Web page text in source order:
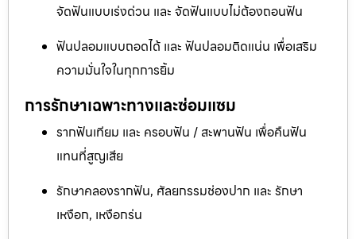
จัดฟันแบบเร่งด่วน และ จัดฟันแบบไม่ต้องถอนฟัน
ฟันปลอมแบบถอดได้ และ ฟันปลอมติดแน่น เพื่อเสริม
ความมั่นใจในทุกการยิ้ม
การรักษาเฉพาะทางและซ่อมแซม
รากฟันเทียม และ ครอบฟัน / สะพานฟัน เพื่อคืนฟัน
แทนที่สูญเสีย
รักษาคลองรากฟัน, ศัลยกรรมช่องปาก และ รักษา
เหงือก, เหงือกร่น